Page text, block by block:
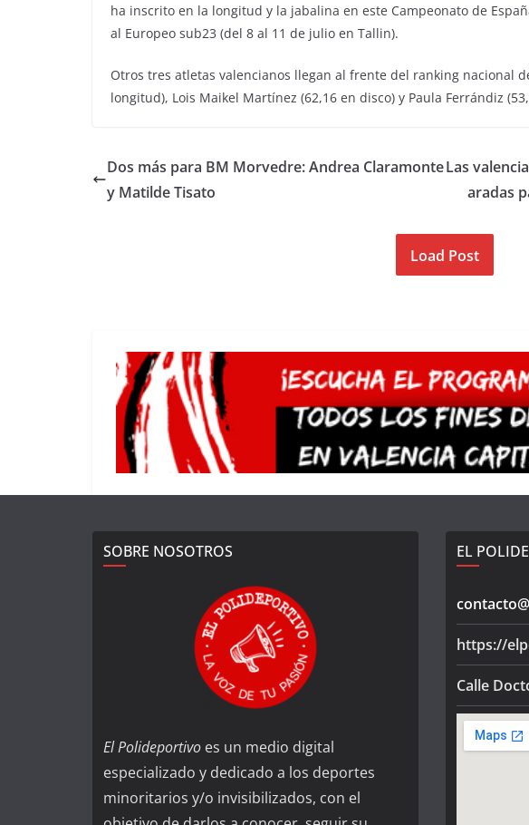
ha inscrito en la longitud y la jabalina en este Campeonato de
al Europeo sub23 (del 8 al 11 de julio en Tallin).
Otros tres atletas valencianos llegan al frente del ranking nacional
longitud), Lois Maikel Martínez (62,16 en disco) y Paula Ferrándiz
Dos más para BM Morvedre: Andrea Claramonte
y Matilde Tisato
Las
aradas
Load Post
SOBRE NOSOTROS
El Polideportivo es un medio digital
especializado y dedicado a los deportes
minoritarios y/o invisibilizados, con el
EL
https://
Calle